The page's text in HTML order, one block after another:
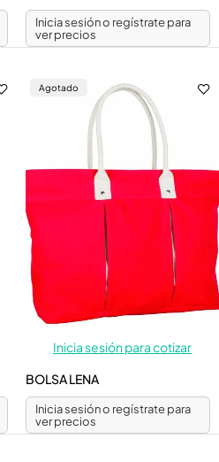
Inicia sesión o regístrate para
ver precios
Agotado
Inicia sesión para cotizar
BOLSA LENA
Inicia sesión o regístrate para
ver precios